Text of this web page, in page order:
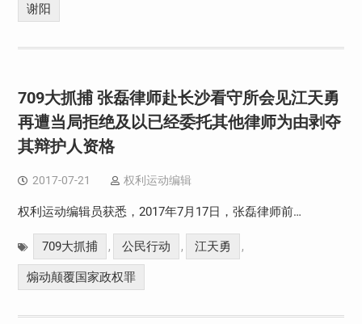
谢阳
709大抓捕 张磊律师赴长沙看守所会见江天勇
再遭当局拒绝及以已经委托其他律师为由剥夺
其辩护人资格
2017-07-21 权利运动编辑
权利运动编辑员获悉，2017年7月17日，张磊律师前…
709大抓捕 , 公民行动 , 江天勇 ,
煽动颠覆国家政权罪